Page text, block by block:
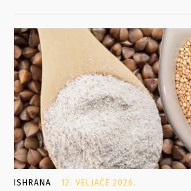
ISHRANA 12. VELJAČE 2026.